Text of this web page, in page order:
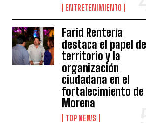
ENTRETENIMIENTO
Farid Rentería
destaca el papel del
territorio y la
organización
ciudadana en el
fortalecimiento de
Morena
TOP NEWS